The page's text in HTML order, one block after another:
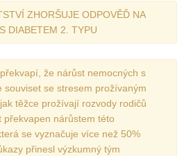
3-4/ 2023
1-2/ 2022
Vydání 3-4/ 2022
Vydání 3-4/ 2021
Vydání 2/ 2021
Vydání 1/ 2021
ZHORŠUJE ODPOVĚĎ NA
DIABETEM 2. TYPU
že nárůst nemocných s
souviset se stresem prožívaným
těžce prožívají rozvody rodičů
překvapen nárůstem této
se vyznačuje více než 50%
přinesl výzkumný tým